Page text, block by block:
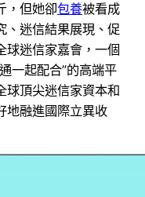
，但她卻包養被看成
、迷信結果展現、促
球迷信家嘉會，一個
一起配合”的高端平
球頂尖迷信家資本和
地融進國際立異收